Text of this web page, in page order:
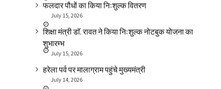
फलदार पौधों का किया निःशुल्क वितरण
July 15, 2026
शिक्षा मंत्री डाॅ. रावत ने किया निःशुल्क नोटबुक योजना का
शुभारम्भ
July 15, 2026
हरेला पर्व पर मालाग्राम पहुंचे मुख्यमंत्री
July 14, 2026